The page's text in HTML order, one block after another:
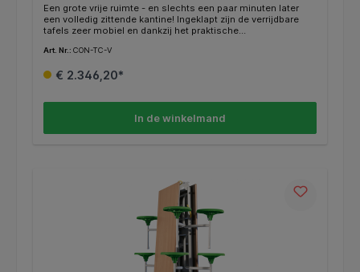
Een grote vrije ruimte - en slechts een paar minuten later
een volledig zittende kantine! Ingeklapt zijn de verrijdbare
tafels zeer mobiel en dankzij het praktische
transportvergrendeling maakt een veilige hantering mogelijk.
van de kamer. Als de tafels eenmaal zijn samengevouwen, is
kwaliteit. Het frame is altijd verkrijgbaar in RAL 7035,
lichtgrijs.
Art. Nr.: CON-TC-V
€ 2.346,20*
In de winkelmand